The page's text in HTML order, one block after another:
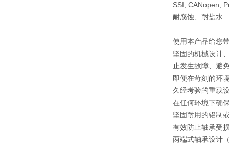
SSI, CANopen,
耐腐蚀、耐盐水
使用本产品给您
坚固的机械设计
止发生故障、避
即便在苛刻的环
久经考验的重载
在任何环境下确
坚固耐用的铝制
有效防止轴承受
两端式轴承设计